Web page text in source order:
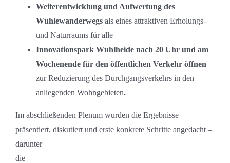
Weiterentwicklung und Aufwertung des
Wuhlewanderwegs als eines attraktiven Erholungs-
und Naturraums für alle
Innovationspark Wuhlheide nach 20 Uhr und am
Wochenende für den öffentlichen Verkehr öffnen
zur Reduzierung des Durchgangsverkehrs in den
anliegenden Wohngebieten.
Im abschließenden Plenum wurden die Ergebnisse
präsentiert, diskutiert und erste konkrete Schritte angedacht –
darunter
die